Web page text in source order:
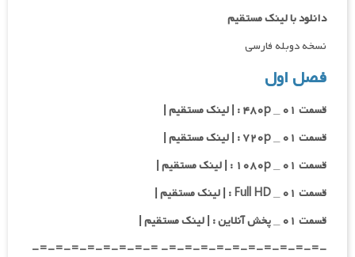
دانلود با لینک مستقیم
نسخه دوبله فارسی
فصل اول
قسمت ۰۱ _ ۴۸۰p : | لینک مستقیم |
قسمت ۰۱ _ ۷۲۰p : | لینک مستقیم |
قسمت ۰۱ _ ۱۰۸۰p : | لینک مستقیم |
قسمت ۰۱ _ Full HD : | لینک مستقیم |
قسمت ۰۱ _ پخش آنلاین : | لینک مستقیم |
-=-=-=-=-=-=-=-=-=-=- =-=-=-=-=-=-=-=-